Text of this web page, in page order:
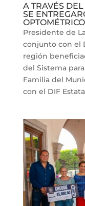
A TRAVÉS
SE
Presidente de
conjunto con el
región
del Sistema
Familia del
con el DIF